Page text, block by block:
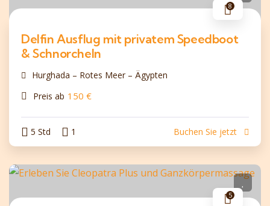
8
Delfin Ausflug mit privatem Speedboot
& Schnorcheln
Hurghada – Rotes Meer – Ägypten
Preis ab 150 €
5 Std 1 Buchen Sie jetzt
5